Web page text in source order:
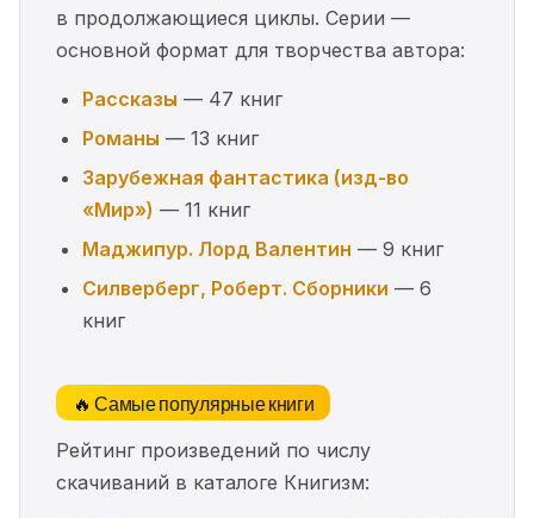
в продолжающиеся циклы. Серии —
основной формат для творчества автора:
Рассказы — 47 книг
Романы — 13 книг
Зарубежная фантастика (изд-во
«Мир») — 11 книг
Маджипур. Лорд Валентин — 9 книг
Силверберг, Роберт. Сборники — 6
книг
🔥 Самые популярные книги
Рейтинг произведений по числу
скачиваний в каталоге Книгизм: